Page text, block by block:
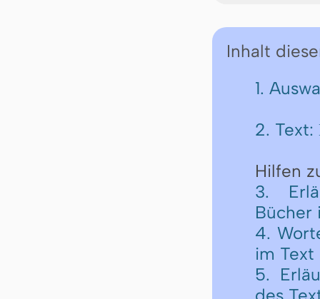
Inhalt
1.
2. Text:
Hilfen
3.
Bücher
4.
im Text
5.
des